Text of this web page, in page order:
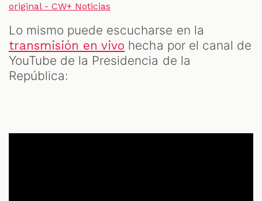
original - CW+ Noticias
Lo mismo puede escucharse en la
transmisión en vivo hecha por el canal de
YouTube de la Presidencia de la
República: